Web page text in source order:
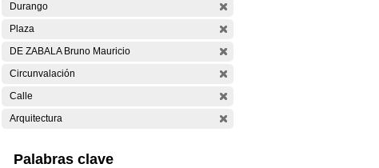
Durango
Plaza
DE ZABALA Bruno Mauricio
Circunvalación
Calle
Arquitectura
Palabras clave